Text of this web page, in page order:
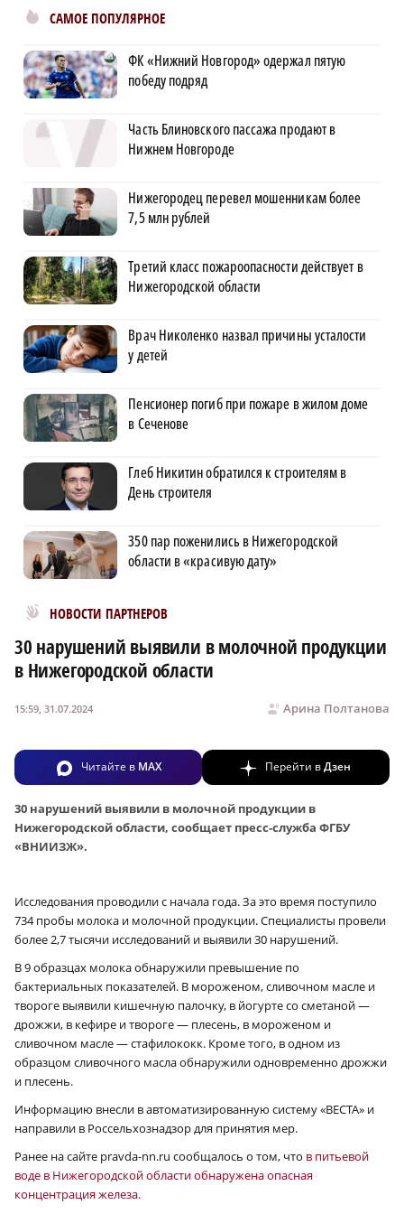
САМОЕ ПОПУЛЯРНОЕ
ФК «Нижний Новгород» одержал пятую
победу подряд
Часть Блиновского пассажа продают в
Нижнем Новгороде
Нижегородец перевел мошенникам более
7,5 млн рублей
Третий класс пожароопасности действует в
Нижегородской области
Врач Николенко назвал причины усталости
у детей
Пенсионер погиб при пожаре в жилом доме
в Сеченове
Глеб Никитин обратился к строителям в
День строителя
350 пар поженились в Нижегородской
области в «красивую дату»
НОВОСТИ ПАРТНЕРОВ
Новости МирТесен
30 нарушений выявили в молочной продукции
в Нижегородской области
Арина Полтанова
15:59, 31.07.2024
Читайте в MAX Перейти вДзен
30 нарушений выявили в молочной продукции в
Нижегородской области, сообщает пресс-служба ФГБУ
«ВНИИЗЖ».
Исследования проводили с начала года. За это время поступило
734 пробы молока и молочной продукции. Специалисты провели
более 2,7 тысячи исследований и выявили 30 нарушений.
В 9 образцах молока обнаружили превышение по
бактериальных показателей. В мороженом, сливочном масле и
твороге выявили кишечную палочку, в йогурте со сметаной —
дрожжи, в кефире и твороге — плесень, в мороженом и
сливочном масле — стафилококк. Кроме того, в одном из
образцом сливочного масла обнаружили одновременно дрожжи
и плесень.
Информацию внесли в автоматизированную систему «ВЕСТА» и
направили в Россельхознадзор для принятия мер.
Ранее на сайте pravda-nn.ru сообщалось о том, что в питьевой
воде в Нижегородской области обнаружена опасная
концентрация железа.